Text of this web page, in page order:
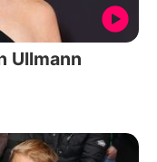
Ullmann